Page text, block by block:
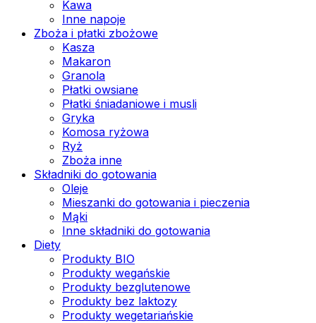
Kawa
Inne napoje
Zboża i płatki zbożowe
Kasza
Makaron
Granola
Płatki owsiane
Płatki śniadaniowe i musli
Gryka
Komosa ryżowa
Ryż
Zboża inne
Składniki do gotowania
Oleje
Mieszanki do gotowania i pieczenia
Mąki
Inne składniki do gotowania
Diety
Produkty BIO
Produkty wegańskie
Produkty bezglutenowe
Produkty bez laktozy
Produkty wegetariańskie